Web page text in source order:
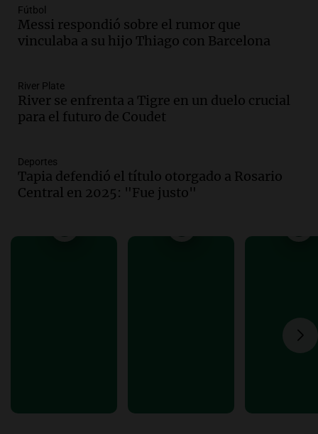
fallecimiento de un docente
Panorama Federal
Episodios
Encuentran cuerpo en el Riacho
desaparecido mientras practicaba
kitesurf
Panorama Federal
porque el concurso “abre un espacio a la
creatividad”
Edición 2026
Audio.Femicidio por fuego en el auto:
estatal: la SENAF asegura que se enteró
Audio.Los gustos caros del ministro
Fútbol
Messi respondió sobre el rumor que
vinculaba a su hijo Thiago con Barcelona
River Plate
River se enfrenta a Tigre en un duelo crucial
para el futuro de Coudet
Deportes
Tapia defendió el título otorgado a Rosario
Central en 2025: "Fue justo"